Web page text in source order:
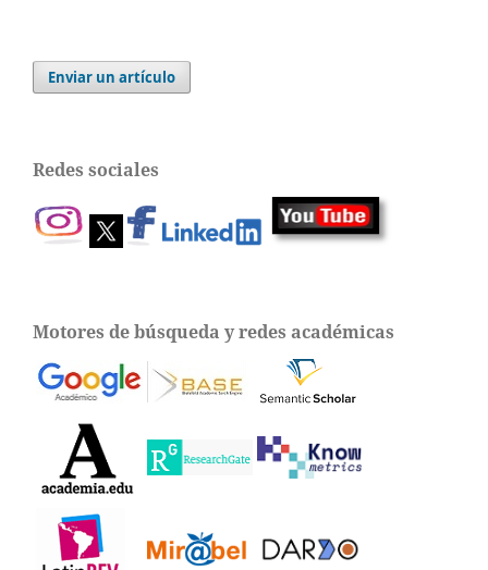
Enviar un artículo
Redes sociales
Motores de búsqueda y redes académicas